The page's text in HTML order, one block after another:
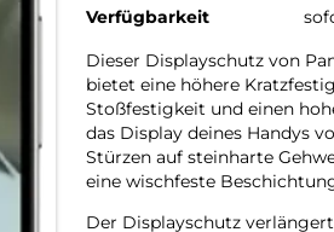
Verfügbarkeit
Dieser Displayschutz von
bietet eine höhere
Stoßfestigkeit und einen
das Display deines Handys
Stürzen auf steinharte
eine wischfeste
Der Displayschutz